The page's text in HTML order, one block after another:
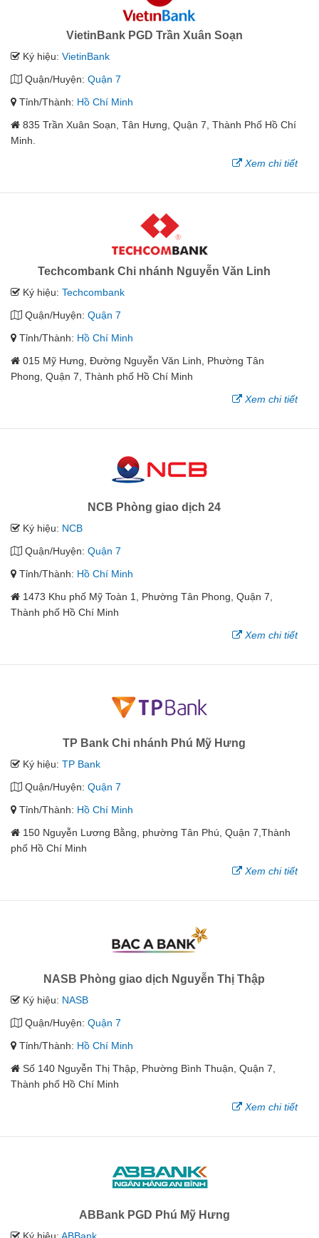
VietinBank PGD Trần Xuân Soạn
Ký hiệu: VietinBank
Quận/Huyện: Quận 7
Tỉnh/Thành: Hồ Chí Minh
835 Trần Xuân Soạn, Tân Hưng, Quận 7, Thành Phố Hồ Chí
Minh.
Xem chi tiết
Techcombank Chi nhánh Nguyễn Văn Linh
Ký hiệu: Techcombank
Quận/Huyện: Quận 7
Tỉnh/Thành: Hồ Chí Minh
015 Mỹ Hưng, Đường Nguyễn Văn Linh, Phường Tân
Phong, Quận 7, Thành phố Hồ Chí Minh
Xem chi tiết
NCB Phòng giao dịch 24
Ký hiệu: NCB
Quận/Huyện: Quận 7
Tỉnh/Thành: Hồ Chí Minh
1473 Khu phố Mỹ Toàn 1, Phường Tân Phong, Quận 7,
Thành phố Hồ Chí Minh
Xem chi tiết
TP Bank Chi nhánh Phú Mỹ Hưng
Ký hiệu: TP Bank
Quận/Huyện: Quận 7
Tỉnh/Thành: Hồ Chí Minh
150 Nguyễn Lương Bằng, phường Tân Phú, Quận 7,Thành
phố Hồ Chí Minh
Xem chi tiết
NASB Phòng giao dịch Nguyễn Thị Thập
Ký hiệu: NASB
Quận/Huyện: Quận 7
Tỉnh/Thành: Hồ Chí Minh
Số 140 Nguyễn Thị Thập, Phường Bình Thuận, Quận 7,
Thành phố Hồ Chí Minh
Xem chi tiết
ABBank PGD Phú Mỹ Hưng